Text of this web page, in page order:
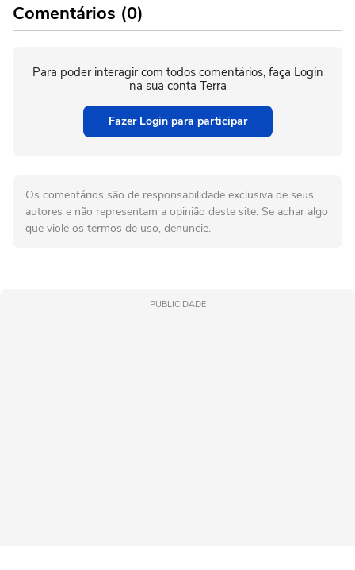
Comentários (0)
Para poder interagir com todos comentários, faça Login
na sua conta Terra
Fazer Login para participar
Os comentários são de responsabilidade exclusiva de seus
autores e não representam a opinião deste site. Se achar algo
que viole os termos de uso, denuncie.
PUBLICIDADE